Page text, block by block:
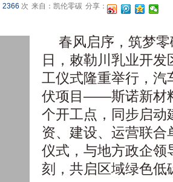
2366 次 来自：凯伦零碳 分享：
春风启序，筑梦
日，敕勒川乳业开
工仪式隆重举行，汽
伏项目——斯诺新材
个开工点，同步启动
资、建设、运营联合
仪式，与地方政企领
刻，共启区域绿色低